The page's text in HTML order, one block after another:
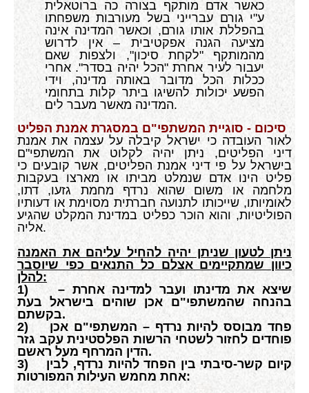
כאשר אדם מותקף בצורה כה ברוטאלית
ע"י גורם עברייני בשל מעורבות משפחתו
בהפללת אותו גורם, וכאשר המדינה אינה
מציעה הגנה אפקטיבית – אין לדרוש
מהמותקף "לקחת סיכון", ולצפות שאם
יעבור לעיר אחרת "הכל יהיה בסדר". אחרי
ככלות הכל מדובר באותה מדינה, וידי
הפשע יכולות להשיגו ביתר קלות בתחומי
המדינה מאשר מעבר לים.
סיכום - סוגיית המשתפי"ם במסגרת אמנת הפליט
לאור העובדה כי ישראל קיבלה על עצמה את אמנת
דיני הפליטים, ניתן יהיה לקלוט את המשתפי"ם
בישראל על פי דיני אמנת הפליטים, אשר קובעים כי
פליט הינו אדם שנמלט מביתו או מארצו בעקבות
מלחמה או משום שהוא נרדף מחמת גזעו, דתו,
לאומיותו, שייכותו לתנועה חברתית מסוימת או דעותיו
הפוליטיות, והוא הוכר כפליט במדינת המקלט שהגיע
אליה.
ניתן לטעון שניתן יהיה להחיל עליהם את האמנה
כיוון שמתקיימים אצלם כל התנאים כפי שיוסבר
להלן:
1) שיצא את מדינתו ועבר למדינה אחרת –
בהנחה שהמשתפי"ם אכן שוהים בישראל בעת
בקשתם.
2) פחד מבוסס להיות נרדף – המשתפי"ם אכן
פוחדים לחזור לשטחי הרשות הפלסטינית עקב גזר
הדין המרחף מעל ראשם.
3) קיום קשר-סיבתי בין הפחד להיות נרדף, לבין
אחת מחמש העילות המפורטות: